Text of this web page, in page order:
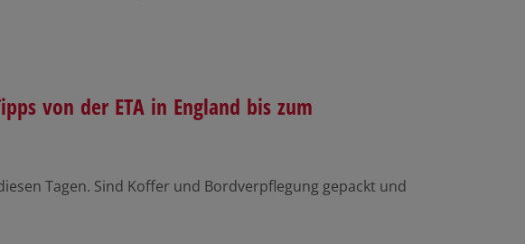
von der ETA in England bis zum
Tagen. Sind Koffer und Bordverpflegung gepackt und